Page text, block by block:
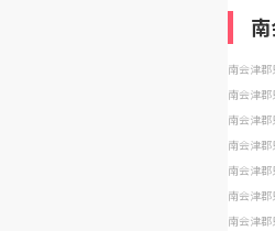
南会津郡
南会津郡
南会津郡
南会津郡
南会津郡
南会津郡
南会津郡